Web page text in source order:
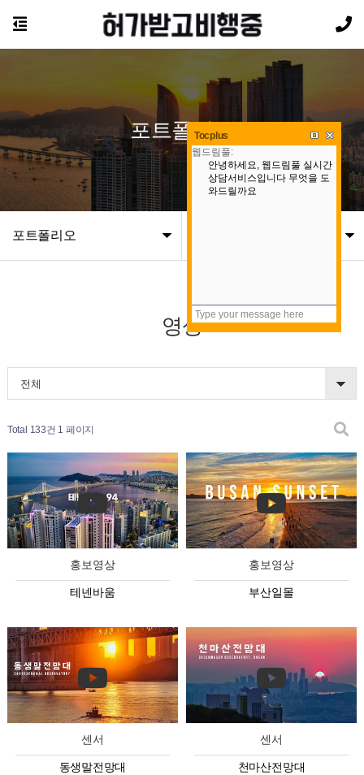
포트폴리오
포트폴리오
영상
전체
Total 133건 1 페이지
홍보영상
테넨바움
홍보영상
부산일몰
센서
동생말전망대
센서
천마산전망대
Tocplus